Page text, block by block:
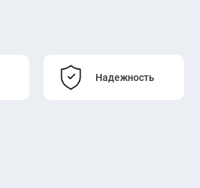
Надежность